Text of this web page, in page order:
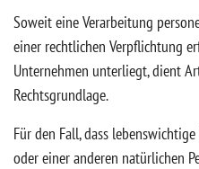
Soweit eine Verarbeitung
einer rechtlichen Verpflichtung
Unternehmen unterliegt, dient
Rechtsgrundlage.
Für den Fall, dass
oder einer anderen natürlichen